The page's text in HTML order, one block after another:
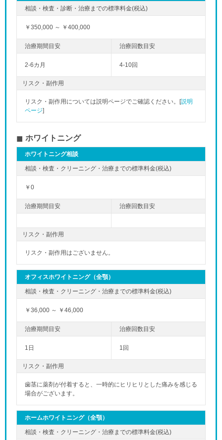
￥350,000 ～ ￥400,000
2-6カ月 4-10回
リスク・副作用
リスク・副作用については説明ページでご確認ください。[説明
ページ]
ホワイトニング
ホワイトニング相談
￥0
リスク・副作用
リスク・副作用はございません。
オフィスホワイトニング（全顎）
￥36,000 ～ ￥46,000
1日 1回
リスク・副作用
歯茎に薬剤が付着すると、一時的にヒリヒリとした痛みを感じる
場合がございます。
ホームホワイトニング（全顎）